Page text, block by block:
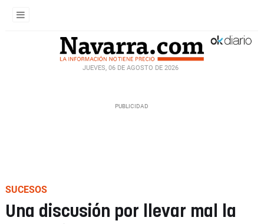
JUEVES, 06 DE AGOSTO DE 2026
SUCESOS
Una discusión por llevar mal la